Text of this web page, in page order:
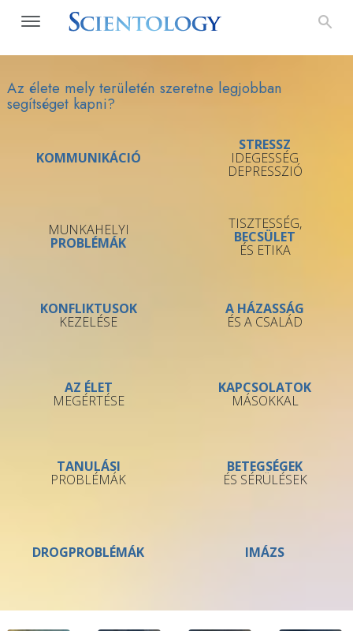
Az élete mely területén szeretne legjobban
segítséget kapni?
KOMMUNIKÁCIÓ
STRESSZ
IDEGESSÉG
DEPRESSZIÓ
MUNKAHELYI
PROBLÉMÁK
TISZTESSÉG,
BECSÜLET
ÉS ETIKA
KONFLIKTUSOK
KEZELÉSE
A HÁZASSÁG
ÉS A CSALÁD
AZ ÉLET
MEGÉRTÉSE
KAPCSOLATOK
MÁSOKKAL
TANULÁSI
PROBLÉMÁK
BETEGSÉGEK
ÉS SÉRÜLÉSEK
DROGPROBLÉMÁK IMÁZS